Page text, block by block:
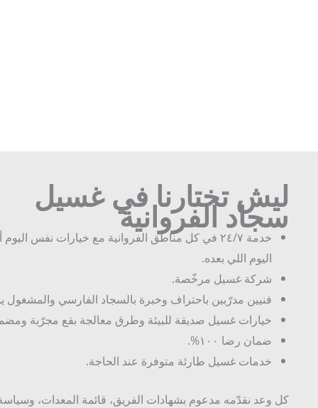
ليش تختارنا في غسيل
سجاد الفروانية
خدمة ٢٤/٧ في كل مناطق الفروانية مع خيارات نفس اليوم أو
اليوم اللي بعده.
شركة غسيل مرخّصة.
فنيين مدرّبين باحتراف وخبرة بالسجاد الفارسي والمشغول يدويًا.
خيارات غسيل صديقة للبيئة وطرق معالجة بقع مجرّبة ومضمونة.
ضمان رضا ١٠٠%.
خدمات غسيل طارئة متوفرة عند الحاجة.
كل وعد نقدّمه مدعوم بشهادات الفريق، قائمة المعدات، وسياسة